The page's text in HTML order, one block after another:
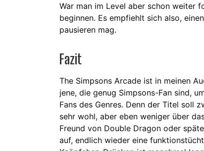
War man im Level aber schon weiter
beginnen. Es empfiehlt sich also,
pausieren mag.
Fazit
The Simpsons Arcade ist in meinen
jene, die genug Simpsons-Fan sind,
Fans des Genres. Denn der Titel soll
sehr wohl, aber eben weniger über
Freund von Double Dragon oder
auf, endlich wieder eine